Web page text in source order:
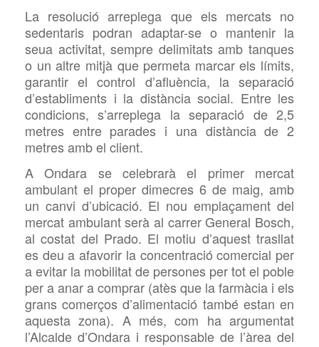
La resolució arreplega que els mercats no
sedentaris podran adaptar-se o mantenir la
seua activitat, sempre delimitats amb tanques
o un altre mitjà que permeta marcar els límits,
garantir el control d’afluència, la separació
d’establiments i la distància social. Entre les
condicions, s’arreplega la separació de 2,5
metres entre parades i una distància de 2
metres amb el client.
A Ondara se celebrarà el primer mercat
ambulant el proper dimecres 6 de maig, amb
un canvi d’ubicació. El nouemplaçament del
mercat ambulant serà al carrer General Bosch,
al costat del Prado. El motiu d’aquest trasllat
es deu a afavorir la concentració comercial per
a evitar la mobilitat de persones per tot el poble
per a anar a comprar (atès que la farmàcia i els
grans comerços d’alimentació també estan en
aquesta zona). A més, com ha argumentat
l’Alcalde d’Ondara i responsable de l’àrea del